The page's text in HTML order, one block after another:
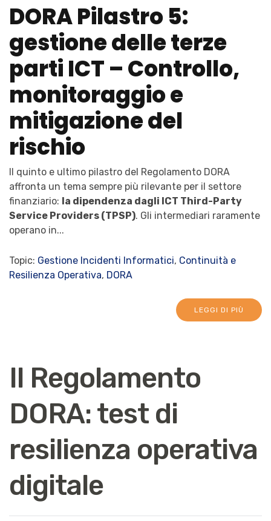
DORA Pilastro 5:
gestione delle terze
parti ICT – Controllo,
monitoraggio e
mitigazione del
rischio
Il quinto e ultimo pilastro del Regolamento DORA
affronta un tema sempre più rilevante per il settore
finanziario: la dipendenza dagli ICT Third-Party
Service Providers (TPSP). Gli intermediari raramente
operano in...
Topic: Gestione Incidenti Informatici, Continuità e
Resilienza Operativa, DORA
LEGGI DI PIÙ
Il Regolamento
DORA: test di
resilienza operativa
digitale